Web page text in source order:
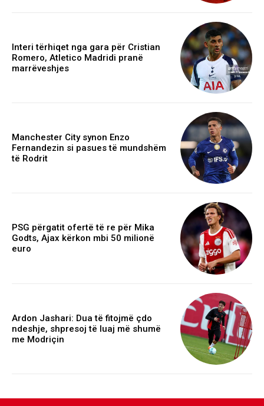
Interi tërhiqet nga gara për Cristian
Romero, Atletico Madridi pranë
marrëveshjes
Manchester City synon Enzo
Fernandezin si pasues të mundshëm
të Rodrit
PSG përgatit ofertë të re për Mika
Godts, Ajax kërkon mbi 50 milionë
euro
Ardon Jashari: Dua të fitojmë çdo
ndeshje, shpresoj të luaj më shumë
me Modriçin